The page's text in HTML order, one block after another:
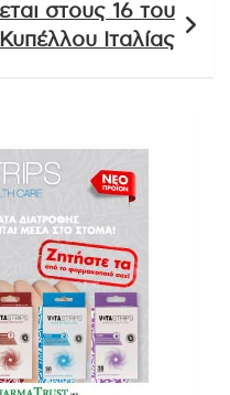
στους 16 του
Κυπέλλου Ιταλίας